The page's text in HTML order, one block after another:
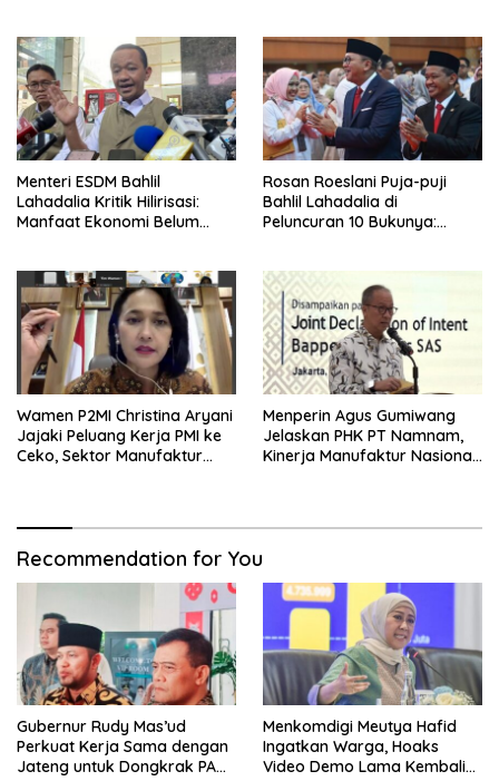
Menteri ESDM Bahlil
Lahadalia Kritik Hilirisasi:
Manfaat Ekonomi Belum
Rosan Roeslani Puja-puji
Bahlil Lahadalia di
Peluncuran 10 Bukunya:
Wamen P2MI Christina Aryani
Jajaki Peluang Kerja PMI ke
Ceko, Sektor Manufaktur
Menperin Agus Gumiwang
Jelaskan PHK PT Namnam,
Kinerja Manufaktur Nasional
Recommendation for You
Gubernur Rudy Mas’ud
Perkuat Kerja Sama dengan
Jateng untuk Dongkrak PAD
Menkomdigi Meutya Hafid
Ingatkan Warga, Hoaks
Video Demo Lama Kembali